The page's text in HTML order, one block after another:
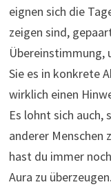
eignen sich die
zeigen sind,
Übereinstimmung,
Sie es in konkrete
wirklich einen
Es lohnt sich
anderer Menschen
hast du immer
Aura zu